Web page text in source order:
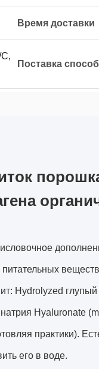
Время доставки
Поставка
питательных
Hydrolyzed
Hyaluronate
практики).
его в воде.